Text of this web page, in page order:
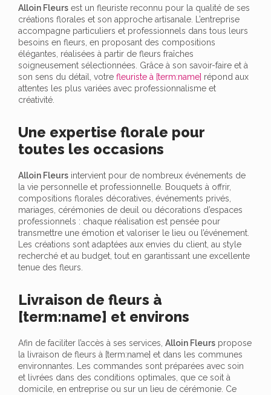
Alloin Fleurs est un fleuriste reconnu pour la qualité de ses
créations florales et son approche artisanale. L’entreprise
accompagne particuliers et professionnels dans tous leurs
besoins en fleurs, en proposant des compositions
élégantes, réalisées à partir de fleurs fraîches
soigneusement sélectionnées. Grâce à son savoir-faire et à
son sens du détail, votre fleuriste à [term:name] répond aux
attentes les plus variées avec professionnalisme et
créativité.
Une expertise florale pour
toutes les occasions
Alloin Fleurs intervient pour de nombreux événements de
la vie personnelle et professionnelle. Bouquets à offrir,
compositions florales décoratives, événements privés,
mariages, cérémonies de deuil ou décorations d’espaces
professionnels : chaque réalisation est pensée pour
transmettre une émotion et valoriser le lieu ou l’événement.
Les créations sont adaptées aux envies du client, au style
recherché et au budget, tout en garantissant une excellente
tenue des fleurs.
Livraison de fleurs à
[term:name] et environs
Afin de faciliter l’accès à ses services, Alloin Fleurs propose
la livraison de fleurs à [term:name] et dans les communes
environnantes. Les commandes sont préparées avec soin
et livrées dans des conditions optimales, que ce soit à
domicile, en entreprise ou sur un lieu de cérémonie. Ce